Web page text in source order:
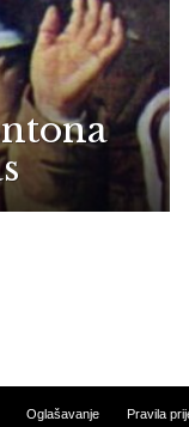
Oglašavanje Pravila